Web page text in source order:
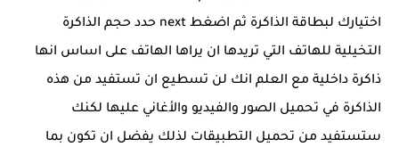
اختيارك لبطاقة الذاكرة ثم اضغط next حدد حجم الذاكرة
التخيلية للهاتف التي تريدها ان يراها الهاتف على اساس انها
ذاكرة داخلية مع العلم انك لن تسطيع ان تستفيد من هذه
الذاكرة في تحميل الصور والفيديو والأغاني عليها لكنك
ستستفيد من تحميل التطبيقات لذلك يفضل ان تكون بما